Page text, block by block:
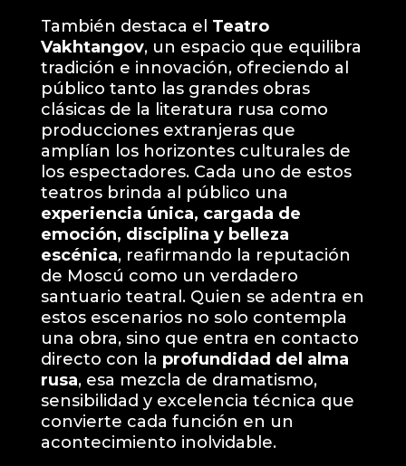
También destaca el Teatro
Vakhtangov, un espacio que equilibra
tradición e innovación, ofreciendo al
público tanto las grandes obras
clásicas de la literatura rusa como
producciones extranjeras que
amplían los horizontes culturales de
los espectadores. Cada uno de estos
teatros brinda al público una
experiencia única, cargada de
emoción, disciplina y belleza
escénica, reafirmando la reputación
de Moscú como un verdadero
santuario teatral. Quien se adentra en
estos escenarios no solo contempla
una obra, sino que entra en contacto
directo con la profundidad del alma
rusa, esa mezcla de dramatismo,
sensibilidad y excelencia técnica que
convierte cada función en un
acontecimiento inolvidable.